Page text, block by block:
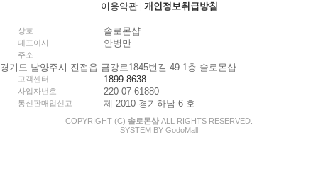
이용약관| 개인정보취급방침
상호 솔로몬샵
대표이사 안병만
주소
경기도 남양주시 진접읍 금강로1845번길 49 1층 솔로몬샵
고객센터 1899-8638
사업자번호 220-07-61880
통신판매업신고 제 2010-경기하남-6 호
COPYRIGHT (C) 솔로몬샵 ALL RIGHTS RESERVED.
SYSTEM BY GodoMall